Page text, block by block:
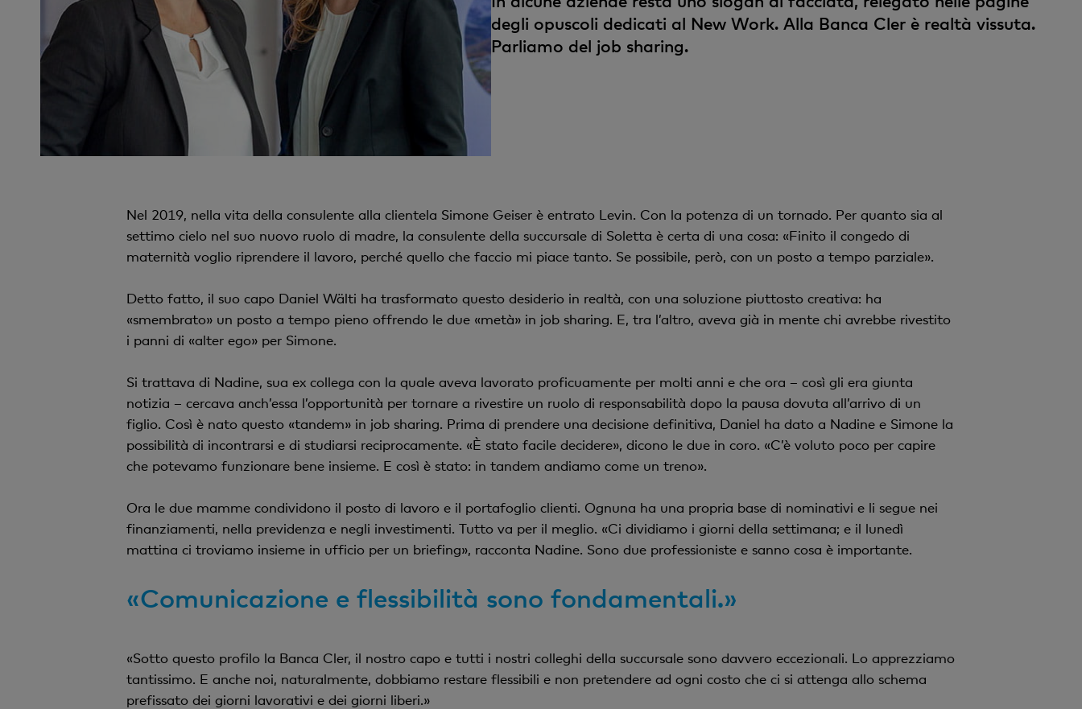
o
degli opuscoli dedicati al New Work. Alla Banca Cler è realtà vissuta.
Parliamo del job sharing.
Nel 2019, nella vita della consulente alla clientela Simone Geiser è entrato Levin. Con la potenza di un tornado. Per quanto sia al
settimo cielo nel suo nuovo ruolo di madre, la consulente della succursale di Soletta è certa di una cosa: «Finito il congedo di
maternità voglio riprendere il lavoro, perché quello che faccio mi piace tanto. Se possibile, però, con un posto a tempo parziale».
Detto fatto, il suo capo Daniel Wälti ha trasformato questo desiderio in realtà, con una soluzione piuttosto creativa: ha
«smembrato» un posto a tempo pieno offrendo le due «metà» in job sharing. E, tra l’altro, aveva già in mente chi avrebbe rivestito
i panni di «alter ego» per Simone.
Si trattava di Nadine, sua ex collega con la quale aveva lavorato proficuamente per molti anni e che ora – così gli era giunta
notizia – cercava anch’essa l’opportunità per tornare a rivestire un ruolo di responsabilità dopo la pausa dovuta all’arrivo di un
figlio. Così è nato questo «tandem» in job sharing. Prima di prendere una decisione definitiva, Daniel ha dato a Nadine e Simone la
possibilità di incontrarsi e di studiarsi reciprocamente. «È stato facile decidere», dicono le due in coro. «C’è voluto poco per capire
che potevamo funzionare bene insieme. E così è stato: in tandem andiamo come un treno».
Ora le due mamme condividono il posto di lavoro e il portafoglio clienti. Ognuna ha una propria base di nominativi e li segue nei
finanziamenti, nella previdenza e negli investimenti. Tutto va per il meglio. «Ci dividiamo i giorni della settimana; e il lunedì
mattina ci troviamo insieme in ufficio per un briefing», racconta Nadine. Sono due professioniste e sanno cosa è importante.
«Comunicazione e flessibilità sono fondamentali.»
«Sotto questo profilo la Banca Cler, il nostro capo e tutti i nostri colleghi della succursale sono davvero eccezionali. Lo apprezziamo
tantissimo. E anche noi, naturalmente, dobbiamo restare flessibili e non pretendere ad ogni costo che ci si attenga allo schema
prefissato dei giorni lavorativi e dei giorni liberi.»